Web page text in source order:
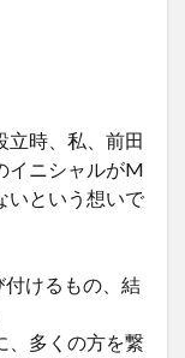
立時、私、前田
イニシャルがM
いという想いで
付けるもの、結
、多くの方を繋